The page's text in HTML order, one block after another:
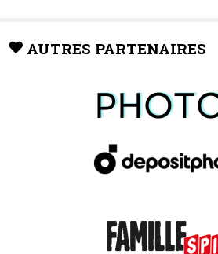
AUTRES PARTENAIRES